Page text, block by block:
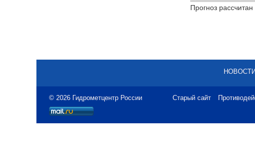
Прогноз
© 2026 Гидрометцентр России Старый сайт